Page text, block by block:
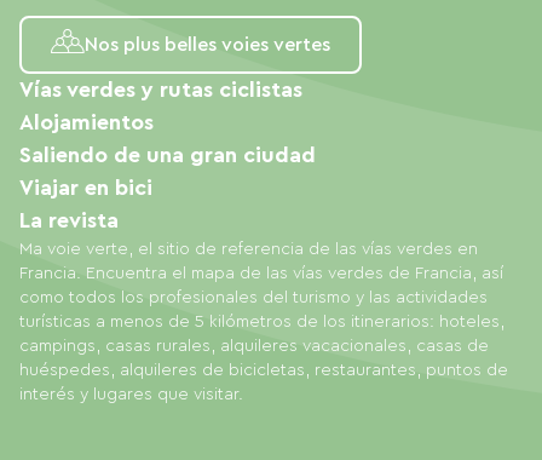
Nos plus belles voies vertes
Ma voie verte, el sitio de referencia de las vías verdes en
Francia. Encuentra el mapa de las vías verdes de Francia, así
como todos los profesionales del turismo y las actividades
turísticas a menos de 5 kilómetros de los itinerarios: hoteles,
campings, casas rurales, alquileres vacacionales, casas de
huéspedes, alquileres de bicicletas, restaurantes, puntos de
interés y lugares que visitar.
Vías verdes y rutas ciclistas
Alojamientos
Saliendo de una gran ciudad
Viajar en bici
La revista